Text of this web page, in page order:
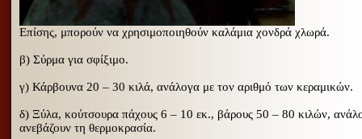
Επίσης, μπορούν να χρησιμοποιηθούν καλάμια χονδρά χλωρά.
β) Σύρμα για σφίξιμο.
γ) Κάρβουνα 20 – 30 κιλά, ανάλογα με τον αριθμό των κεραμικών.
δ) Ξύλα, κούτσουρα πάχους 6 – 10 εκ., βάρους 50 – 80 κιλών,
ανεβάζουν τη θερμοκρασία.